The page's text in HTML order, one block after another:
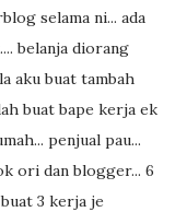
selama ni... ada
belanja diorang
aku buat tambah
buat bape kerja ek
penjual pau...
ori dan blogger... 6
3 kerja je